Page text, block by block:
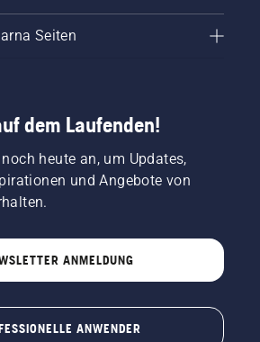
Seiten
dem Laufenden!
heute an, um Updates,
und Angebote von
ANMELDUNG
ANWENDER